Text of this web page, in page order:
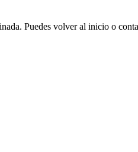
Puedes volver al inicio o